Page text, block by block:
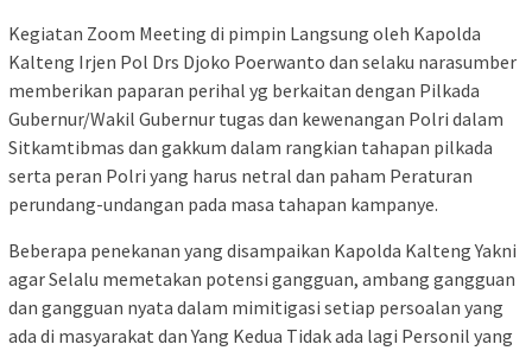
Kegiatan Zoom Meeting di pimpin Langsung oleh Kapolda
Kalteng Irjen Pol Drs Djoko Poerwanto dan selaku narasumber
memberikan paparan perihal yg berkaitan dengan Pilkada
Gubernur/Wakil Gubernur tugas dan kewenangan Polri dalam
Sitkamtibmas dan gakkum dalam rangkian tahapan pilkada
serta peran Polri yang harus netral dan paham Peraturan
perundang-undangan pada masa tahapan kampanye.
Beberapa penekanan yang disampaikan Kapolda Kalteng Yakni
agar Selalu memetakan potensi gangguan, ambang gangguan
dan gangguan nyata dalam mimitigasi setiap persoalan yang
ada di masyarakat dan Yang Kedua Tidak ada lagi Personil yang